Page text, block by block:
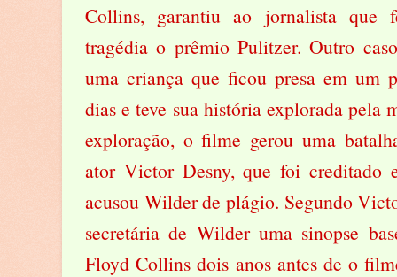
Collins, garantiu ao jornalista que
tragédia o prêmio Pulitzer. Outro
uma criança que ficou presa em um
dias e teve sua história explorada pela
exploração, o filme gerou uma
ator Victor Desny, que foi creditado
acusou Wilder de plágio. Segundo
secretária de Wilder uma sinopse
Floyd Collins dois anos antes de o